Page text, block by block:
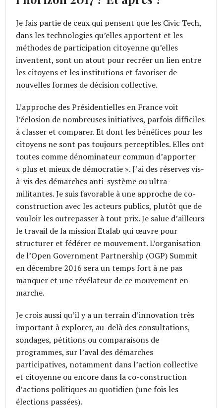
Je fais partie de ceux qui pensent que les Civic Tech,
dans les technologies qu’elles apportent et les
méthodes de participation citoyenne qu’elles
inventent, sont un atout pour recréer un lien entre
les citoyens et les institutions et favoriser de
nouvelles formes de décision collective.
L’approche des Présidentielles en France voit
l’éclosion de nombreuses initiatives, parfois difficiles
à classer et comparer. Et dont les bénéfices pour les
citoyens ne sont pas toujours perceptibles. Elles ont
toutes comme dénominateur commun d’apporter
« plus et mieux de démocratie ». J’ai des réserves vis-
à-vis des démarches anti-système ou ultra-
militantes. Je suis favorable à une approche de co-
construction avec les acteurs publics, plutôt que de
vouloir les outrepasser à tout prix. Je salue d’ailleurs
le travail de la mission Etalab qui œuvre pour
structurer et fédérer ce mouvement. L’organisation
de l’Open Government Partnership (OGP) Summit
en décembre 2016 sera un temps fort à ne pas
manquer et une révélateur de ce mouvement en
marche.
Je crois aussi qu’il y a un terrain d’innovation très
important à explorer, au-delà des consultations,
sondages, pétitions ou comparaisons de
programmes, sur l’aval des démarches
participatives, notamment dans l’action collective
et citoyenne ou encore dans la co-construction
d’actions politiques au quotidien (une fois les
élections passées).